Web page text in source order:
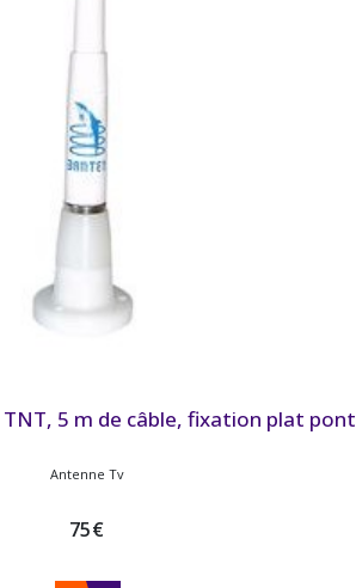
TNT, 5 m de câble, fixation plat pont
Antenne Tv
75€